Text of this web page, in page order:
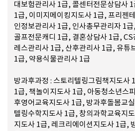
대보험관리사 1급, 콜센터전문상담사
1급, 이미지메이킹지도사 1급, 프리젠
인정보관리사 1급, 인사총무관리자 1
골프전문캐디 1급, 결혼상담사 1급,
레스관리사 1급, 산후관리사 1급, 유튜
1급, 약용식물관리사 1급
방과후과정 : 스토리텔링그림책지도사
1급, 책놀이지도사 1급, 아동청소년스
후영어교육지도사 1급, 방과후돌봄교
텔링수학지도사 1급, 창의과학교육지
지도사 1급, 레크리에이션지도사 1급,